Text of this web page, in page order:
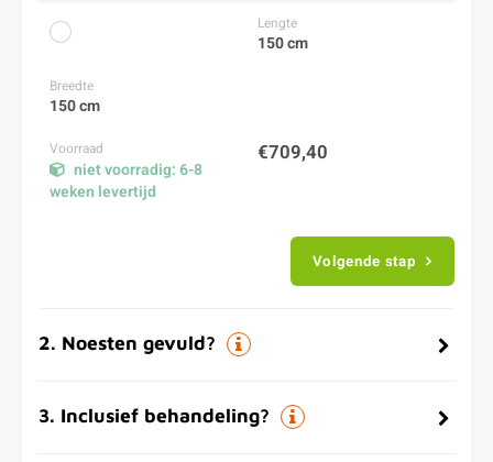
150 cm
150 cm
niet voorradig: 6-8
weken levertijd
€709,40
Volgende stap
2. Noesten gevuld?
3. Inclusief behandeling?